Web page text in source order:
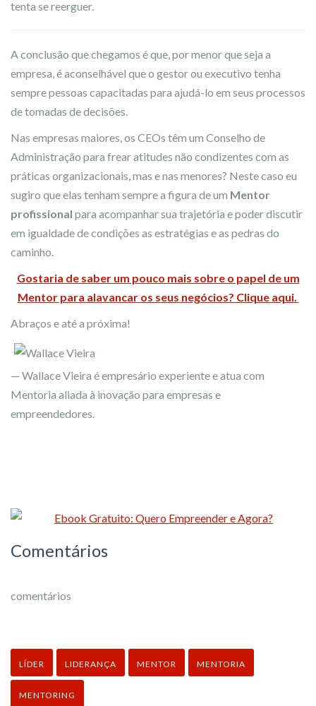
tenta se reerguer.
A conclusão que chegamos é que, por menor que seja a
empresa, é aconselhável que o gestor ou executivo tenha
sempre pessoas capacitadas para ajudá-lo em seus processos
de tomadas de decisões.
Nas empresas maiores, os CEOs têm um Conselho de
Administração para frear atitudes não condizentes com as
práticas organizacionais, mas e nas menores? Neste caso eu
sugiro que elas tenham sempre a figura de um Mentor
profissional para acompanhar sua trajetória e poder discutir
em igualdade de condições as estratégias e as pedras do
caminho.
Gostaria de saber um pouco mais sobre o papel de um
Mentor para alavancar os seus negócios? Clique aqui.
Abraços e até a próxima!
— Wallace Vieira é empresário experiente e atua com
Mentoria aliada à inovação para empresas e
empreendedores.
Comentários
comentários
LÍDER LIDERANÇA MENTOR MENTORIA
MENTORING